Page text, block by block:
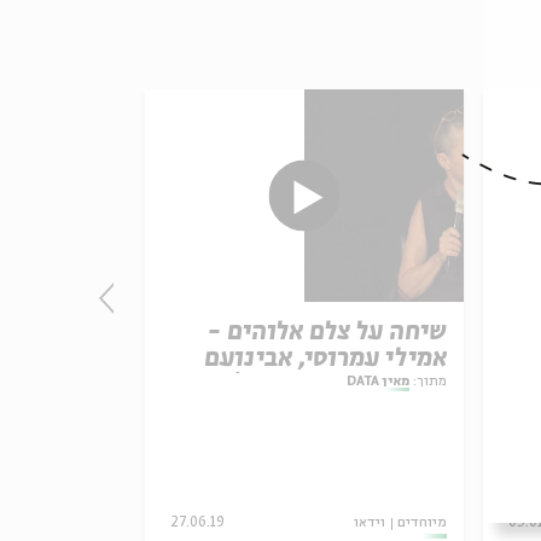
שיחה על צלם אלוהים -
אמילי עמרוסי, אבינועם
רוזנק ואורלי שנקר | מאין
מתוך: מאין DATA
מיוחדים וידאו 27.06.19